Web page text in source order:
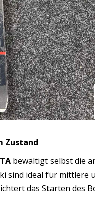
Zustand
bewältigt selbst die
sind ideal für
das Starten des